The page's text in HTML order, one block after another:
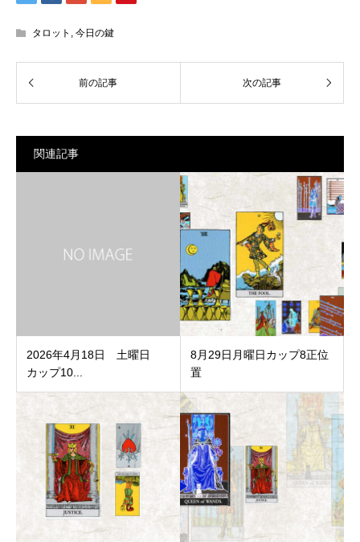
タロット 今日の鍵
関連記事
2026年4月18日 土曜日
カップ10...
8月29日月曜日カップ8正位
置